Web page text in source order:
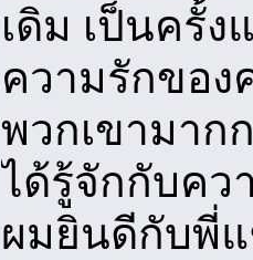
เดิม เป็นครั้
ความรักของ
พวกเขามาก
ได้รู้จักกับคว
ผมยินดีกับพี่